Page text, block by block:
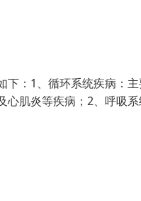
下：1、循环系统疾病：
心肌炎等疾病；2、呼吸